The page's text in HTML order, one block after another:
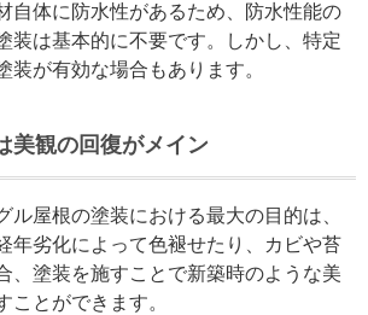
自体に防水性があるため、防水性能の
装は基本的に不要です。しかし、特定
装が有効な場合もあります。
美観の回復がメイン
ル屋根の塗装における最大の目的は、
年劣化によって色褪せたり、カビや苔
、塗装を施すことで新築時のような美
ことができます。